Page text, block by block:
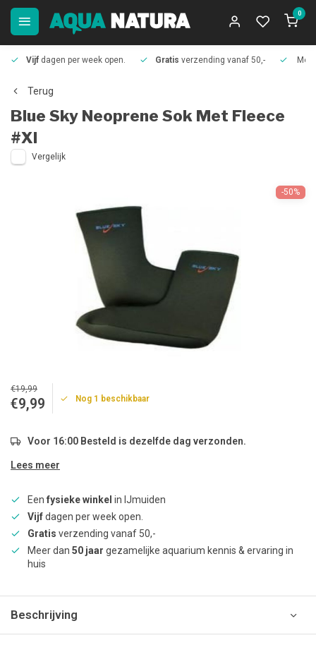
0
Vijf dagen per week open. Gratis verzending vanaf 50,-
Terug
Blue Sky Neoprene Sok Met Fleece
#Xl
Vergelijk
-50%
€19,99
€9,99 Nog 1 beschikbaar
Voor 16:00 Besteld is dezelfde dag verzonden.
Lees meer
Een fysieke winkel in IJmuiden
Vijfdagen per week open.
Gratis verzending vanaf 50,-
Meer dan 50 jaar gezamelijke aquarium kennis & ervaring in
huis
Beschrijving